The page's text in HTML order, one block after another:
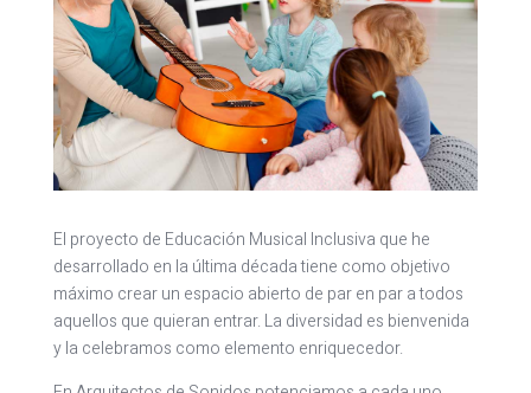
El proyecto de Educación Musical Inclusiva que he
desarrollado en la última década tiene como objetivo
máximo crear un espacio abierto de par en par a todos
aquellos que quieran entrar. La diversidad es bienvenida
y la celebramos como elemento enriquecedor.